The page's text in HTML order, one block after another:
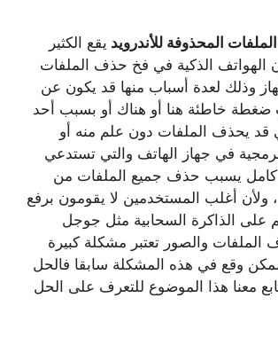
المحذوفة للأندرويد يقع الكثير
الذكية في فخ حذف الملفات
وذلك لعدة أسباب منها قد يكون عن
خاطئة هنا أو هناك أو بسبب أحد
قد يحذف الملفات دون علم منه أو
في جهاز الهاتف والتي تستدعي
كامل يسبب حذف جميع الملفات من
، ولأن أغلب المستخدمين لا يقومون برفع
على الذاكرة السحابية مثل جوجل
والصور تعتبر مشكلة كبيرة
وقع في هذه المشكلة سابقا فالحل
معنا هذا الموضوع للتعرف على الحل